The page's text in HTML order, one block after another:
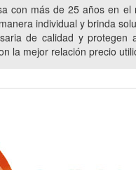
ELECTRÓNICA DE
con más de 25 años en
individual y brinda
de calidad y
la mejor relación precio